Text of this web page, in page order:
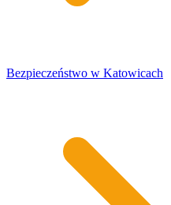
Bezpieczeństwo w Katowicach